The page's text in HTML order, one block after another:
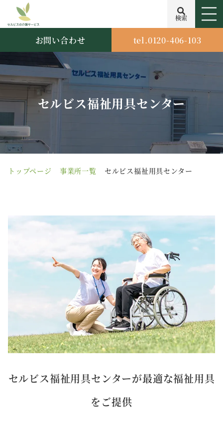
検索
お問い合わせ tel.0120-406-103
セルビス福祉用具センター
トップページ 事業所一覧 セルビス福祉用具センター
セルビス福祉用具センターが最適な福祉用具
をご提供